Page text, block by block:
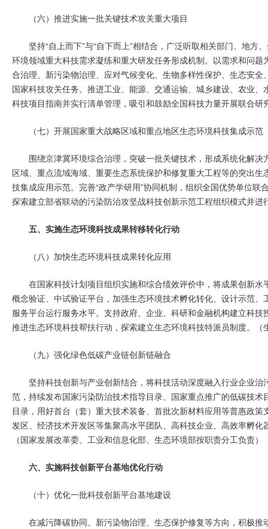
（六）推进实施一批关键技术攻关重大项目
坚持“自上而下”与“自下而上”相结合，广泛听取相关部门、地
环境领域重大科技需求凝练和重大研发任务形成机制。以需求和问
合治理、新污染物治理、应对气候变化、生物多样性保护、生态安
国家科技攻关任务。推进工业、能源、交通运输、城乡建设、农业
科技项目指南并实行清单管理，吸引和鼓励全国科技力量开展联合研
（七）开展国家重大战略区域和重点地区生态环境科技集成示范
围绕京津冀环境综合治理，突破一批关键技术，形成系统化解
区域、重点流域海域、重要生态系统保护和修复重大工程等的突出
技集成应用示范。完善“政产学研用”协同机制，组织全国优势单位
探索建立部省联动的污染防治攻坚战科技创新示范工程组织模式并
五、实施生态环境科技成果转移转化行动
（八）加快生态环境科技成果转化应用
在国家科技计划项目组织实施和综合绩效评价中，将成果创新
概念验证、中试验证平台，加强生态环境技术孵化转化、设计示范
服务平台运行服务水平。支持政府、企业、科研和金融机构建立科
推进生态环境科技帮扶行动，探索建立生态环境科技特派员制度。
（九）强化绿色低碳产业链创新链融合
坚持科技创新与产业创新结合，将科技活动深度融入行业企业
范，持续发布国家污染防治技术指导目录、国家重点推广的低碳技
目录，用好首台（套）重大技术装备、首批次新材料应用等普惠政
发区、经济技术开发区等集聚高水平团队、高科技企业、高效率孵
（国家发展改革委、工业和信息化部、生态环境部按职责分工负责）
六、实施科技创新平台基地优化行动
（十）优化一批科技创新平台基地建设
在减污降碳协同、新污染物治理、生态保护修复等方向，积极